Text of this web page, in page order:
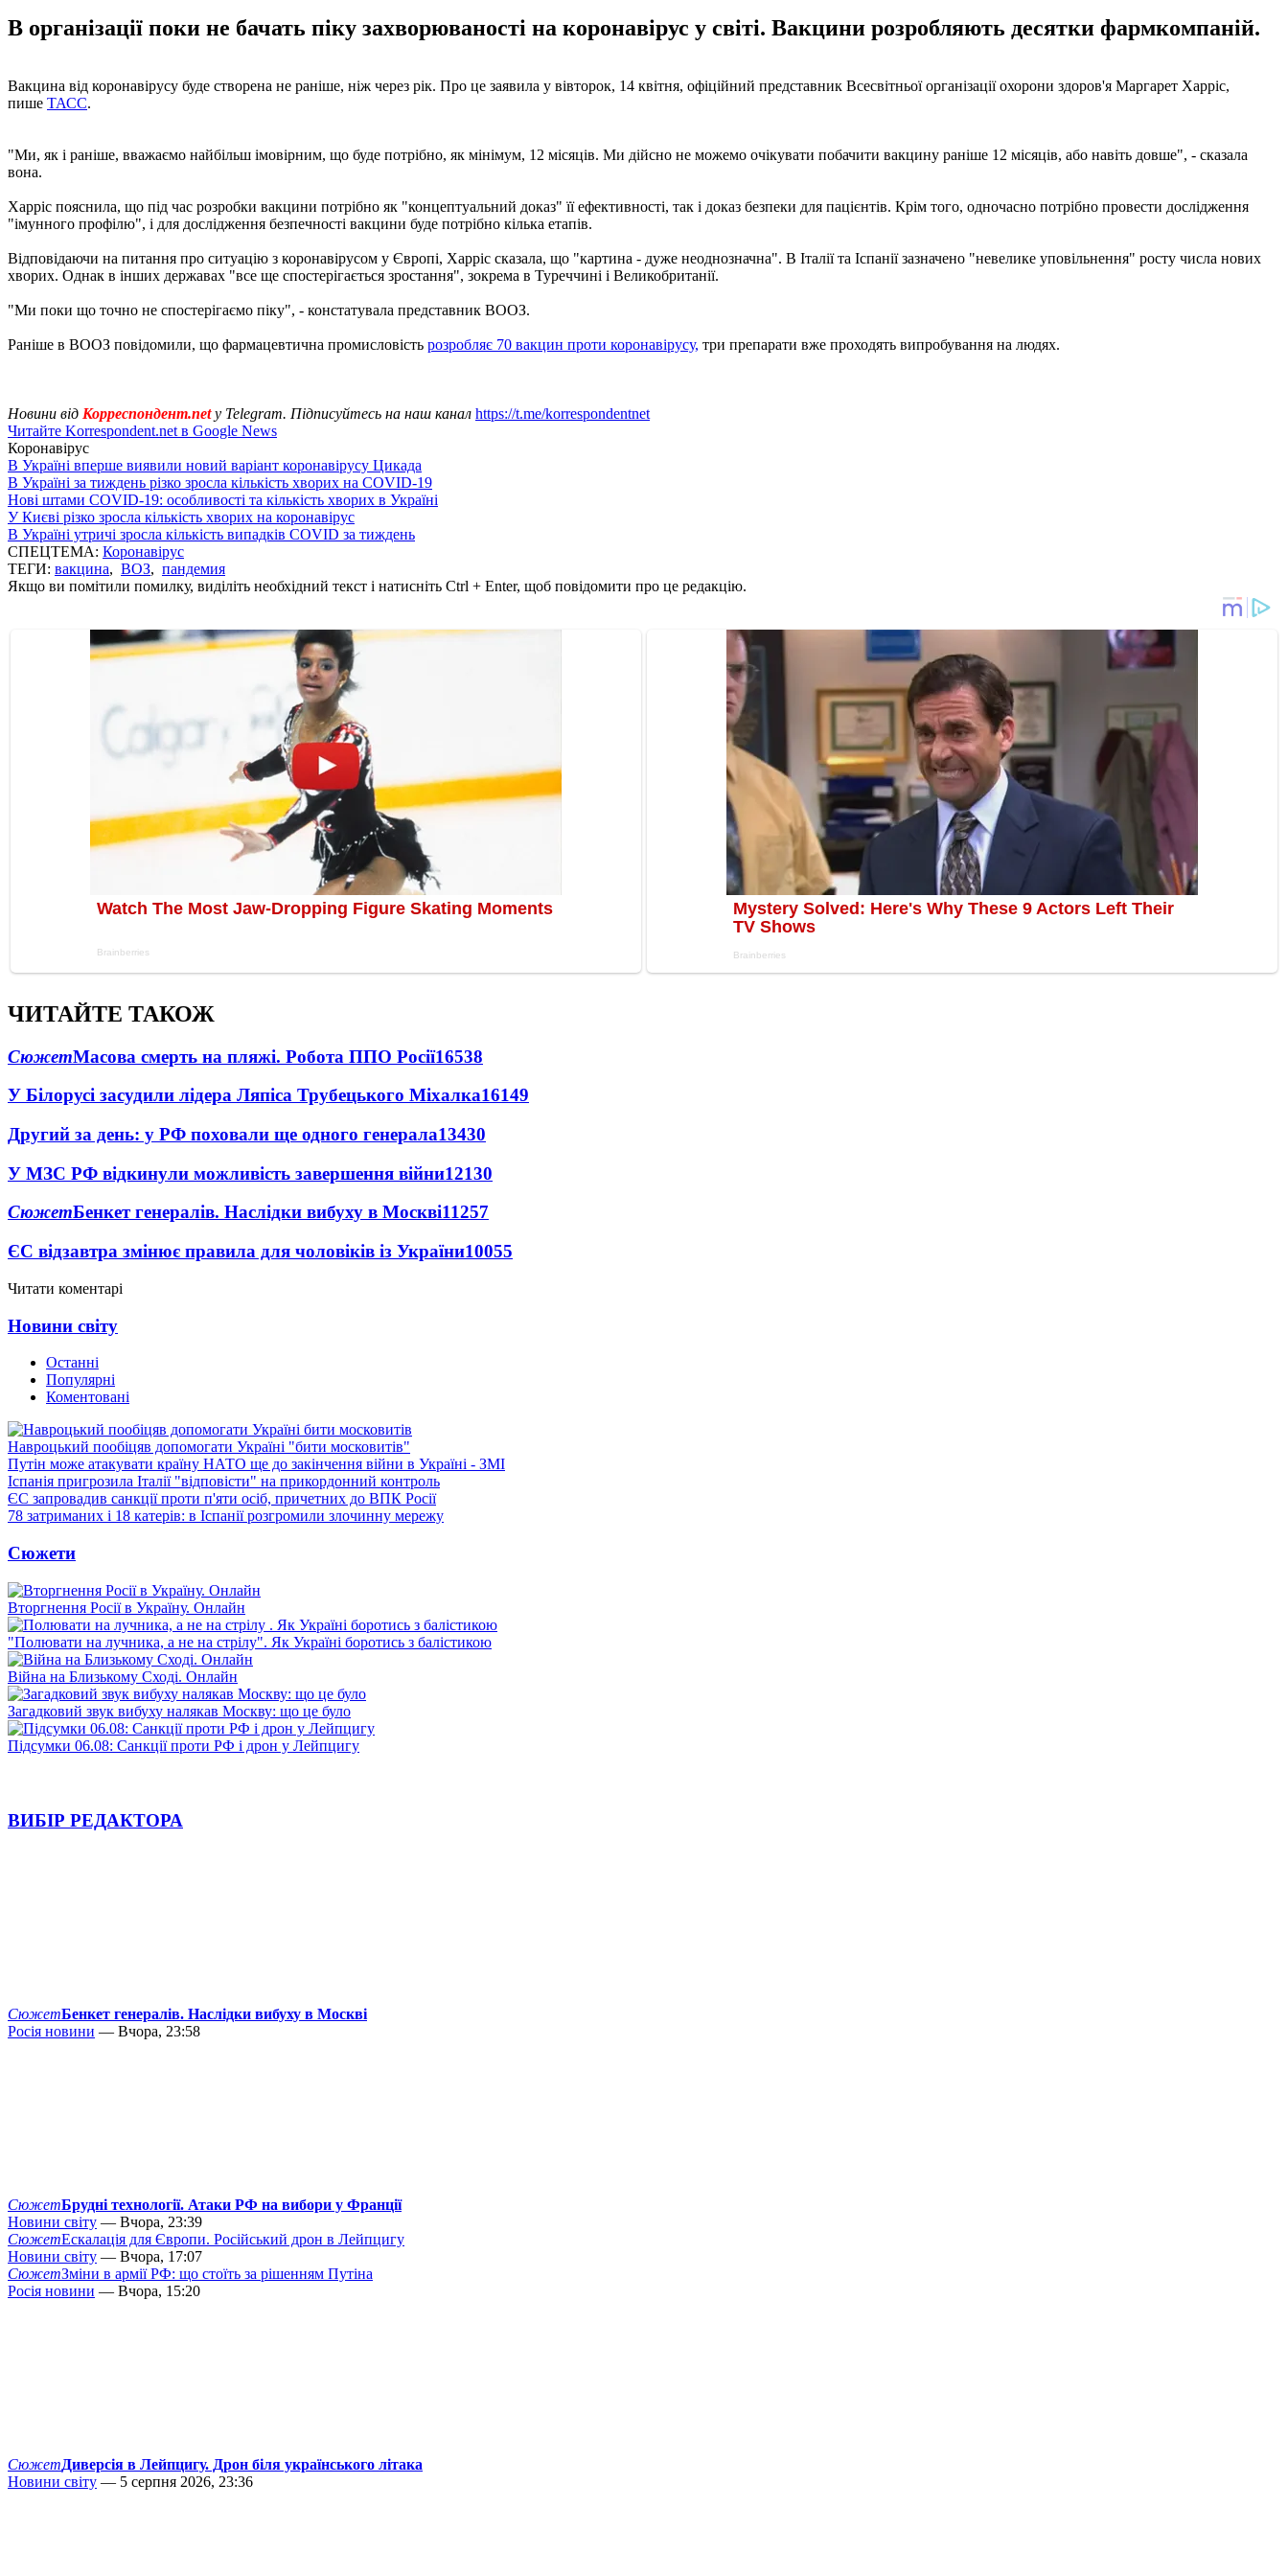
В організації поки не бачать піку захворюваності на коронавірус у світі. Вакцини розробляють десятки фармкомпаній.
Вакцина від коронавірусу буде створена не раніше, ніж через рік. Про це заявила у вівторок, 14 квітня, офіційний представник Всесвітньої організації охорони здоров'я Маргарет Харріс,
пише ТАСС.
"Ми, як і раніше, вважаємо найбільш імовірним, що буде потрібно, як мінімум, 12 місяців. Ми дійсно не можемо очікувати побачити вакцину раніше 12 місяців, або навіть довше", - сказала
вона.
Харріс пояснила, що під час розробки вакцини потрібно як "концептуальний доказ" її ефективності, так і доказ безпеки для пацієнтів. Крім того, одночасно потрібно провести дослідження
"імунного профілю", і для дослідження безпечності вакцини буде потрібно кілька етапів.
Відповідаючи на питання про ситуацію з коронавірусом у Європі, Харріс сказала, що "картина - дуже неоднозначна". В Італії та Іспанії зазначено "невелике уповільнення" росту числа нових
хворих. Однак в інших державах "все ще спостерігається зростання", зокрема в Туреччині і Великобританії.
"Ми поки що точно не спостерігаємо піку", - констатувала представник ВООЗ.
Раніше в ВООЗ повідомили, що фармацевтична промисловість розробляє 70 вакцин проти коронавірусу, три препарати вже проходять випробування на людях.
Новини від Корреспондент.net у Telegram. Підписуйтесь на наш канал https://t.me/korrespondentnet
Читайте Korrespondent.net в Google News
Коронавірус
В Україні вперше виявили новий варіант коронавірусу Цикада
В Україні за тиждень різко зросла кількість хворих на COVID-19
Нові штами COVID-19: особливості та кількість хворих в Україні
У Києві різко зросла кількість хворих на коронавірус
В Україні утричі зросла кількість випадків COVID за тиждень
СПЕЦТЕМА: Коронавірус
ТЕГИ: вакцина, ВОЗ, пандемия
Якщо ви помітили помилку, виділіть необхідний текст і натисніть Ctrl + Enter, щоб повідомити про це редакцію.
ЧИТАЙТЕ ТАКОЖ
СюжетМасова смерть на пляжі. Робота ППО Росії16538
У Білорусі засудили лідера Ляпіса Трубецького Міхалка16149
Другий за день: у РФ поховали ще одного генерала13430
У МЗС РФ відкинули можливість завершення війни12130
СюжетБенкет генералів. Наслідки вибуху в Москві11257
ЄС відзавтра змінює правила для чоловіків із України10055
Читати коментарі
Новини світу
Останні
Популярні
Коментовані
Навроцький пообіцяв допомогати Україні "бити московитів"
Путін може атакувати країну НАТО ще до закінчення війни в Україні - ЗМІ
Іспанія пригрозила Італії "відповісти" на прикордонний контроль
ЄС запровадив санкції проти п'яти осіб, причетних до ВПК Росії
78 затриманих і 18 катерів: в Іспанії розгромили злочинну мережу
Сюжети
Вторгнення Росії в Україну. Онлайн
"Полювати на лучника, а не на стрілу". Як Україні боротись з балістикою
Війна на Близькому Сході. Онлайн
Загадковий звук вибуху налякав Москву: що це було
Підсумки 06.08: Санкції проти РФ і дрон у Лейпцигу
ВИБІР РЕДАКТОРА
СюжетБенкет генералів. Наслідки вибуху в Москві
Росія новини — Вчора, 23:58
СюжетБрудні технології. Атаки РФ на вибори у Франції
Новини світу — Вчора, 23:39
СюжетЕскалація для Європи. Російський дрон в Лейпцигу
Новини світу — Вчора, 17:07
СюжетЗміни в армії РФ: що стоїть за рішенням Путіна
Росія новини — Вчора, 15:20
СюжетДиверсія в Лейпцигу. Дрон біля українського літака
Новини світу — 5 серпня 2026, 23:36